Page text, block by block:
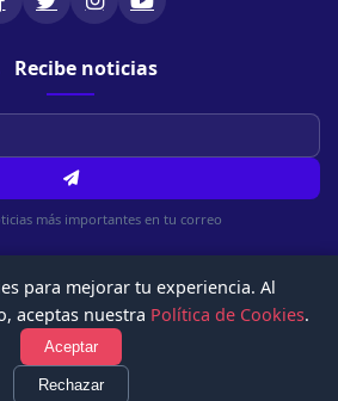
Recibe noticias
más importantes en tu correo
Todos los derechos reservados.
Términos de Uso
para mejorar tu experiencia. Al
aceptas nuestra Política de Cookies.
Aceptar
Rechazar